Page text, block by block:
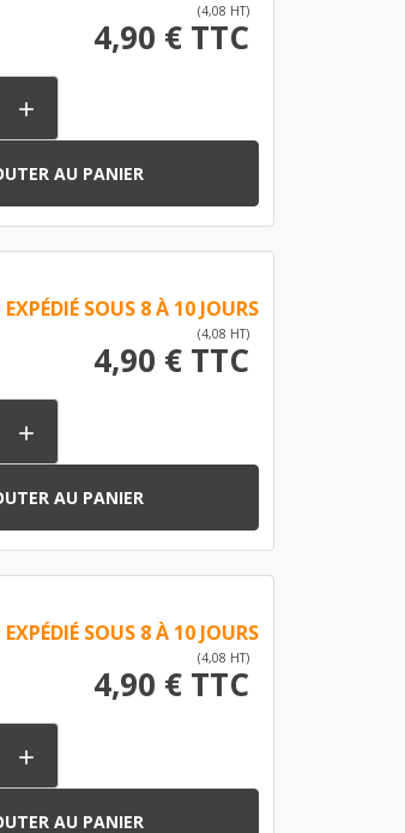
(4,08 HT)
4,90 € TTC

AU PANIER
EXPÉDIÉ SOUS 8 À 10 JOURS
(4,08 HT)
4,90 € TTC

AU PANIER
EXPÉDIÉ SOUS 8 À 10 JOURS
(4,08 HT)
4,90 € TTC

AU PANIER